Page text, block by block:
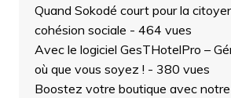
Quand Sokodé court pour la
cohésion sociale - 464 vues
Avec le logiciel GesTHotelPro –
où que vous soyez ! - 380 vues
Boostez votre boutique avec notre